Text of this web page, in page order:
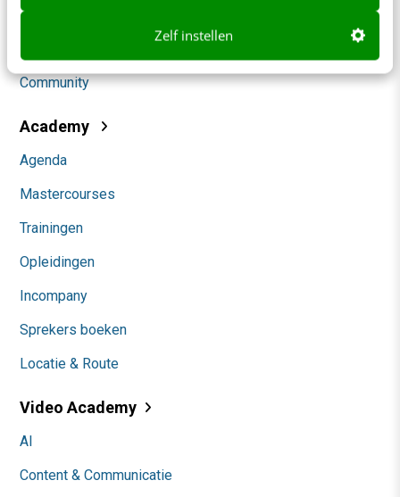
Zelf instellen
Social
Community
Academy
Agenda
Mastercourses
Trainingen
Opleidingen
Incompany
Sprekers boeken
Locatie & Route
Video Academy
AI
Content & Communicatie